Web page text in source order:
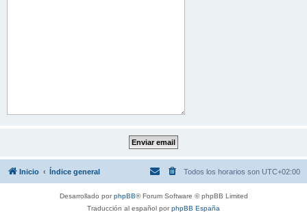
Inicio Índice general Todos los horarios son UTC+02:00
Desarrollado porphpBB® Forum Software © phpBB Limited
Traducción al español porphpBB España